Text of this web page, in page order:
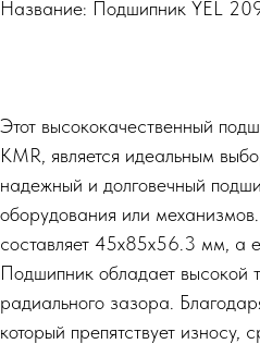
Название: Подшипник YEL
Этот высококачественный
KMR, является идеальным
надежный и долговечный
оборудования или
составляет 45x85x56.3 мм, а
Подшипник обладает высокой
радиального зазора.
который препятствует износу,